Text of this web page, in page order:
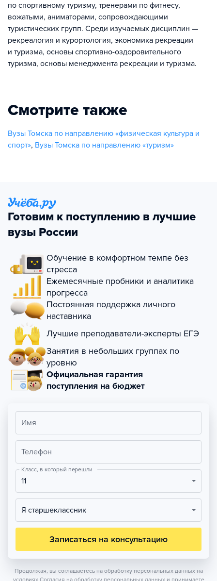
по спортивному туризму, тренерами по фитнесу,
вожатыми, аниматорами, сопровождающими
туристических групп. Среди изучаемых дисциплин —
рекреалогия и курортология, экономика рекреации
и туризма, основы спортивно-оздоровительного
туризма, основы менеджмента рекреации и туризма.
Смотрите также
Вузы Томска по направлению «физическая культура и
спорт», Вузы Томска по направлению «туризм»
Готовим к поступлению в лучшие
вузы России
Обучение в комфортном темпе без
стресса
Ежемесячные пробники и аналитика
прогресса
Постоянная поддержка личного
наставника
Лучшие преподаватели-эксперты ЕГЭ
Занятия в небольших группах по
уровню
Официальная гарантия
поступления на бюджет
Имя
Телефон
Класс, в который перешли
11
Я старшеклассник
Записаться на консультацию
Продолжая, вы соглашаетесь на обработку персональных данных на
условиях Согласия на обработку персональных данных и принимаете